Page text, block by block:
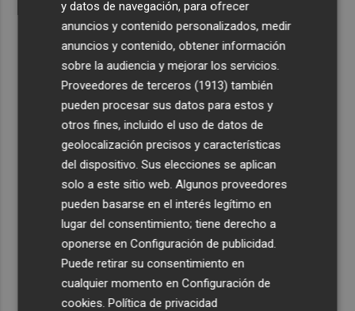
y datos de navegación, para ofrecer
anuncios y contenido personalizados, medir
anuncios y contenido, obtener información
sobre la audiencia y mejorar los servicios.
Proveedores de terceros (1913) también
pueden procesar sus datos para estos y
otros fines, incluido el uso de datos de
geolocalización precisos y características
del dispositivo. Sus elecciones se aplican
solo a este sitio web. Algunos proveedores
pueden basarse en el interés legítimo en
lugar del consentimiento; tiene derecho a
oponerse enConfiguración de publicidad
Puede retirar su consentimiento en
cualquier momento enConfiguración de
cookies .Política de privacidad